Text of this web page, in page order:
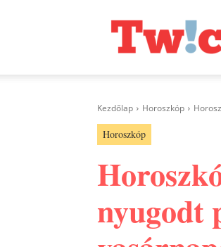
Kezdőlap Horoszkóp
Horoszkóp
nyugodt